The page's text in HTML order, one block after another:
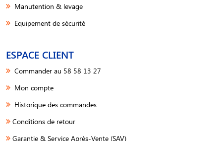
Manutention & levage
Equipement de sécurité
ESPACE CLIENT
Commander au 58 58 13 27
Mon compte
Historique des commandes
Conditions de retour
Garantie & Service Après-Vente (SAV)